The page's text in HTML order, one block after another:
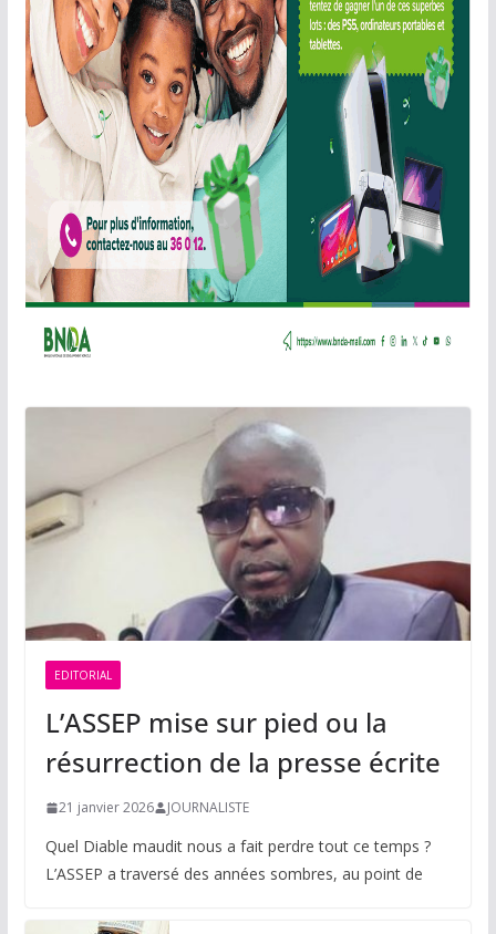
EDITORIAL
L’ASSEP mise sur pied ou la
résurrection de la presse écrite
21 janvier 2026 JOURNALISTE
Quel Diable maudit nous a fait perdre tout ce temps ?
L’ASSEP a traversé des années sombres, au point de